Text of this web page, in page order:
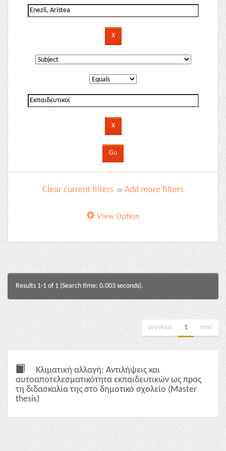
Clear current filters or Add more filters
View Option
Results 1-1 of 1 (Search time: 0.003 seconds).
previous 1 next
Κλιματική αλλαγή: Αντιλήψεις και
αυτοαποτελεσματικότητα εκπαιδευτικών ως προς
τη διδασκαλία της στο δημοτικό σχολείο (Master
thesis)